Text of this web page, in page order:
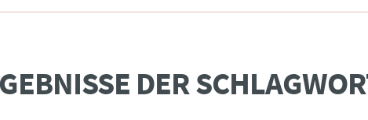
DER